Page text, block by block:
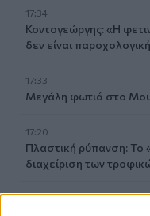
17:34
Κοντογεώργης: «Η
δεν είναι
17:33
Μεγάλη φωτιά στο
17:20
Πλαστική ρύπανση: Το
διαχείριση των
17:14